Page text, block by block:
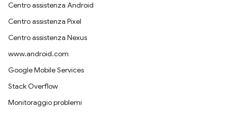
Centro assistenza Android
Centro assistenza Pixel
Centro assistenza Nexus
www.android.com
Google Mobile Services
Stack Overflow
Monitoraggio problemi